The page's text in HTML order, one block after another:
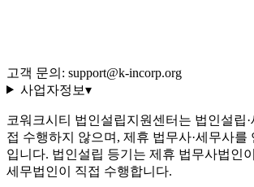
고객 문의: support@k-incorp.org
사업자정보▾
코워크시티 법인설립지원센터는 법인설립
접 수행하지 않으며, 제휴 법무사·세무사를
입니다. 법인설립 등기는 제휴 법무사법인
세무법인이 직접 수행합니다.